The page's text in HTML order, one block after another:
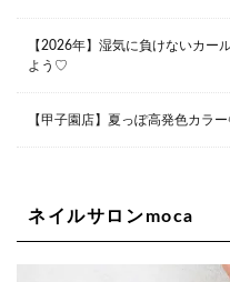
ビル1F
Lee四
06-
【2026年】湿気に負けないカー
よう♡
【甲子園店】夏っぽ高発色カラ
ネイルサロンmoca